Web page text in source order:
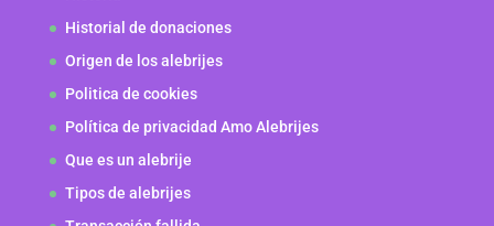
Historial de donaciones
Origen de los alebrijes
Politica de cookies
Política de privacidad Amo Alebrijes
Que es un alebrije
Tipos de alebrijes